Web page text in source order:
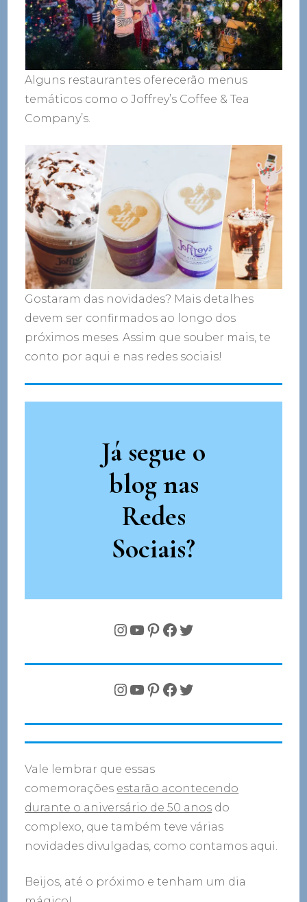
Alguns restaurantes oferecerão menus
temáticos como o Joffrey’s Coffee & Tea
Company’s.
Gostaram das novidades? Mais detalhes
devem ser confirmados ao longo dos
próximos meses. Assim que souber mais, te
conto por aqui e nas redes sociais!
Já segue o
blog nas
Redes
Sociais?
Instagram
YouTube
Pinterest
Facebook
Twitter
Instagram
YouTube
Pinterest
Facebook
Twitter
Vale lembrar que essas
comemorações estarão acontecendo
durante o aniversário de 50 anos do
complexo, que também teve várias
novidades divulgadas, como contamos aqui.
Beijos, até o próximo e tenham um dia